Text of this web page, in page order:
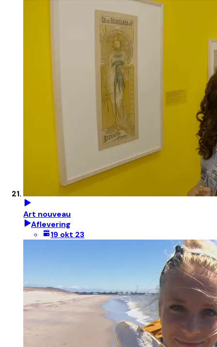
Art nouveau
Aflevering
19 okt 23